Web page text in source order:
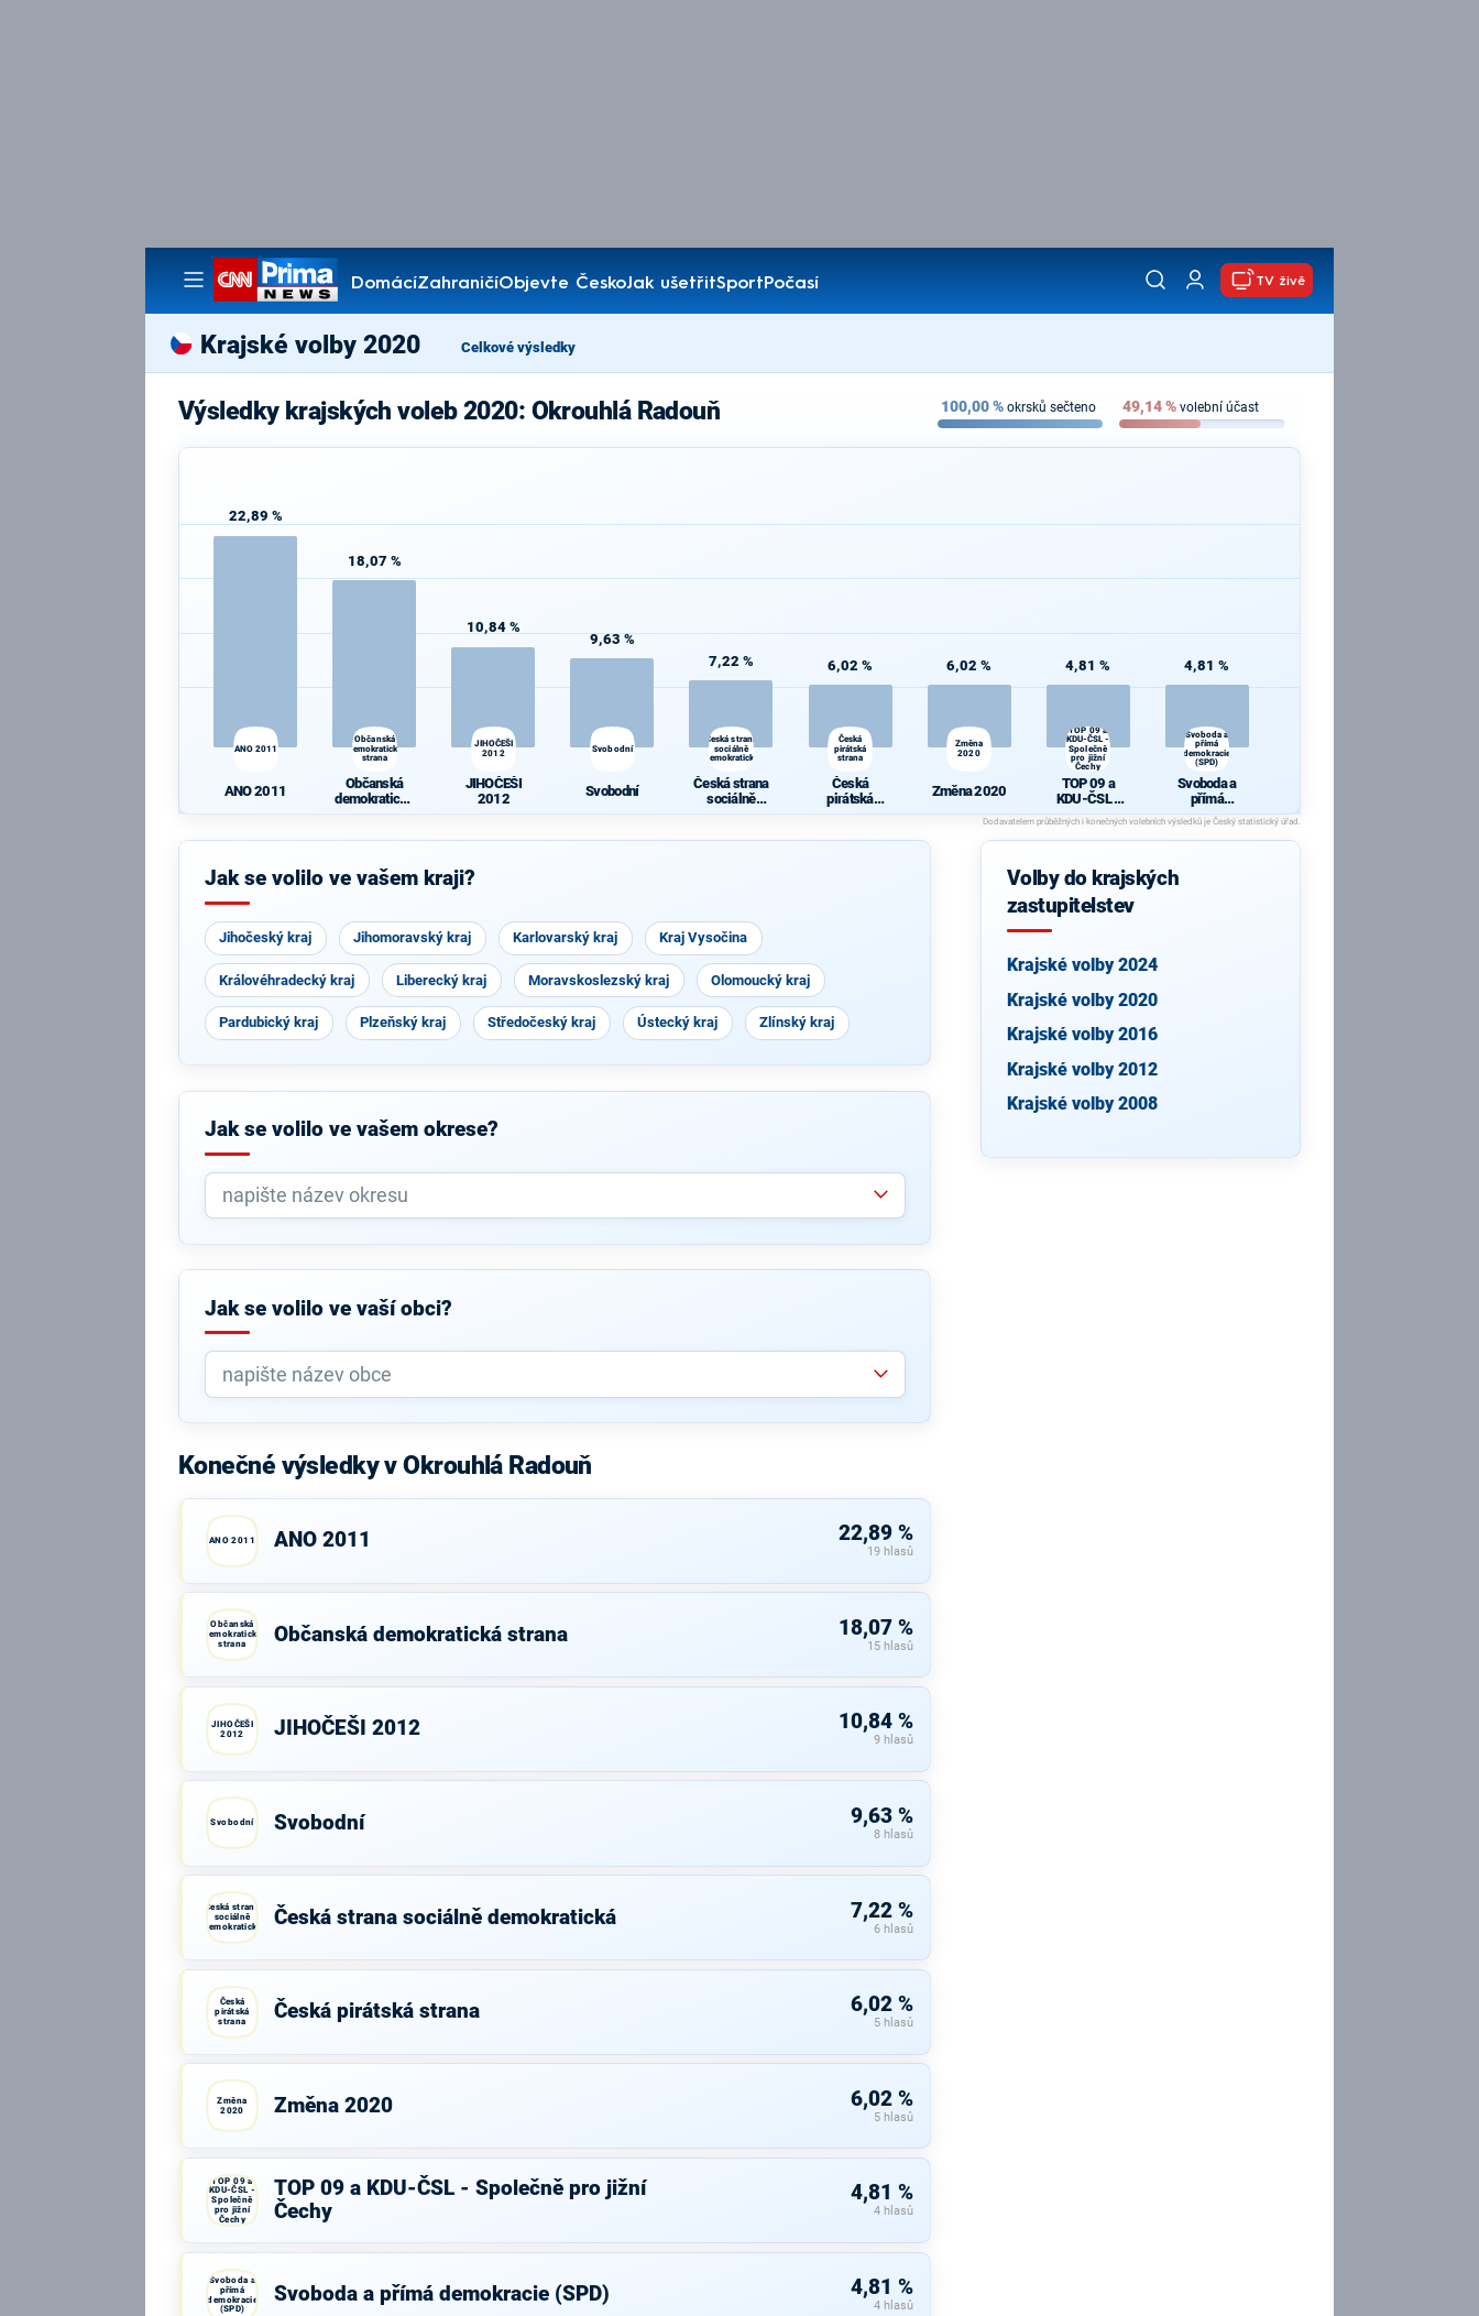
DomácíZahraničíObjevte ČeskoJak ušetřitSportPočasí
Pořady
TV živě
Krajské volby 2020 Celkové výsledky
Výsledky krajských voleb 2020: Okrouhlá Radouň 100,00% okrsků sečteno 49,14% volební účast
22,89 %
ANO 2011
ANO 2011
18,07 %
Občanská
demokratická
strana
Občanská
demokratická
10,84 %
JIHOČEŠI
2012
JIHOČEŠI
2012
9,63 %
Svobodní
Svobodní
7,22 %
Česká strana
sociálně
demokratická
Česká strana
sociálně
6,02 %
Česká
pirátská
strana
Česká
pirátská
strana
6,02 %
Změna
2020
Změna 2020
4,81 %
TOP 09 a
KDU-ČSL -
Společně
pro jižní
Čechy
TOP 09 a
KDU-ČSL -
Společně pro
jižní Čechy
4,81 %
Svoboda a
přímá
demokracie
(SPD)
Svoboda a
přímá
demokracie
(SPD)
Jak se volilo ve vašem kraji?
Jihočeský kraj Jihomoravský kraj Karlovarský kraj Kraj Vysočina
Královéhradecký kraj Liberecký kraj Moravskoslezský kraj Olomoucký kraj
Pardubický kraj Plzeňský kraj Středočeský kraj Ústecký kraj Zlínský kraj
Jak se volilo ve vašem okrese?
Jak se volilo ve vaší obci?
Konečné výsledky v Okrouhlá Radouň
ANO 2011 ANO 2011 22,89 %
19 hlasů
Občanská
demokratická
strana
Občanská demokratická strana 18,07 %
15 hlasů
JIHOČEŠI
2012
JIHOČEŠI 2012 10,84 %
9 hlasů
Svobodní Svobodní 9,63 %
8 hlasů
Česká strana
sociálně
demokratická
Česká strana sociálně demokratická 7,22 %
6 hlasů
Česká
pirátská
strana
Česká pirátská strana 6,02 %
5 hlasů
Změna
2020
Změna 2020 6,02 %
5 hlasů
TOP 09 a
KDU-ČSL -
Společně
pro jižní
Čechy
TOP 09 a KDU-ČSL - Společně pro jižní
Čechy
4,81 %
4 hlasů
Svoboda a
přímá
demokracie
(SPD)
Svoboda a přímá demokracie (SPD) 4,81 %
4 hlasů
Volby do krajských
zastupitelstev
Krajské volby 2024
Krajské volby 2020
Krajské volby 2016
Krajské volby 2012
Krajské volby 2008